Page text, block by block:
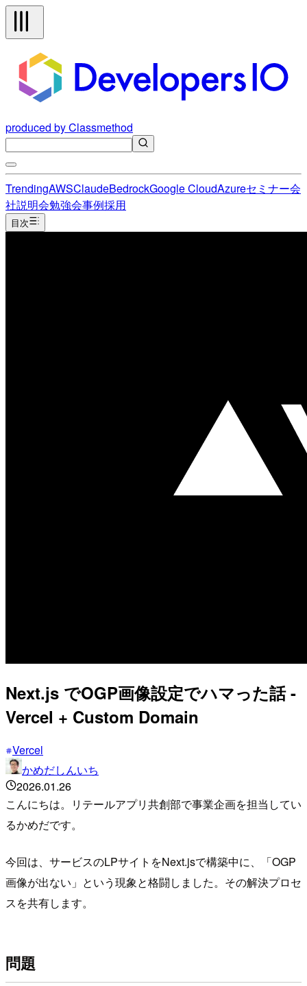
produced by Classmethod
TrendingAWSClaudeBedrockGoogle CloudAzureセミナー会
社説明会勉強会事例採用
目次
Next.js でOGP画像設定でハマった話 -
Vercel + Custom Domain
Vercel
かめだしんいち
2026.01.26
こんにちは。リテールアプリ共創部で事業企画を担当してい
るかめだです。
今回は、サービスのLPサイトをNext.jsで構築中に、「OGP
画像が出ない」という現象と格闘しました。その解決プロセ
スを共有します。
問題